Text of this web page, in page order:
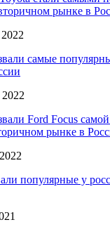
рынке в
самые
Ford Focus
рынке в
популярные у